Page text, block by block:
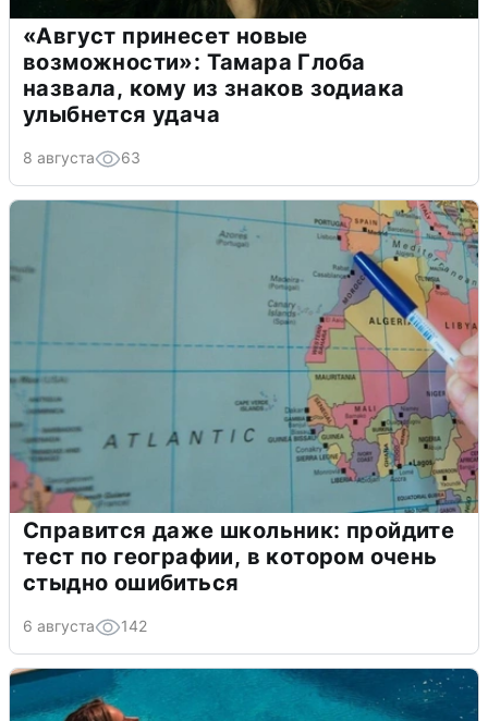
«Август принесет новые
возможности»: Тамара Глоба
назвала, кому из знаков зодиака
улыбнется удача
8 августа 63
Справится даже школьник: пройдите
тест по географии, в котором очень
стыдно ошибиться
6 августа 142